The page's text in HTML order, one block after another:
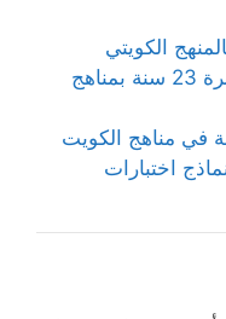
الكويتي
مدرس أول لغة فرنسية خبرة 23 سنة بمناهج
مناهج الكويت
اختبارات